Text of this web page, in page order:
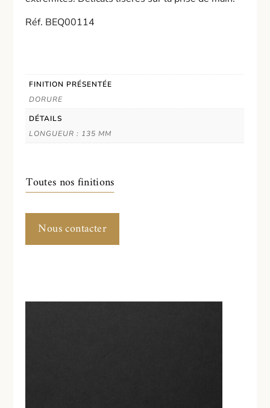
Réf. BEQ00114
FINITION PRÉSENTÉE
DORURE
DÉTAILS
LONGUEUR : 135 MM
Toutes nos finitions
Nous contacter